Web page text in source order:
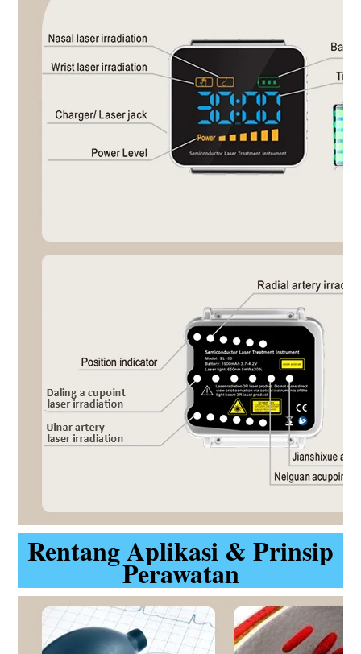
Rentang Aplikasi & Prinsip
Perawatan